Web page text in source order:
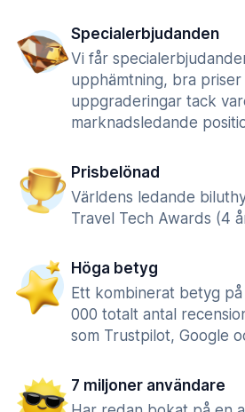
Specialerbjudanden
Vi får
upphämtning, bra priser
uppgraderingar tack
marknadsledande
Prisbelönad
Världens ledande
Travel Tech Awards (4
Höga betyg
Ett kombinerat betyg
000 totalt antal
som Trustpilot, Google
7 miljoner användare